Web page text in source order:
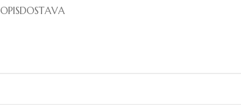
OPISDOSTAVA